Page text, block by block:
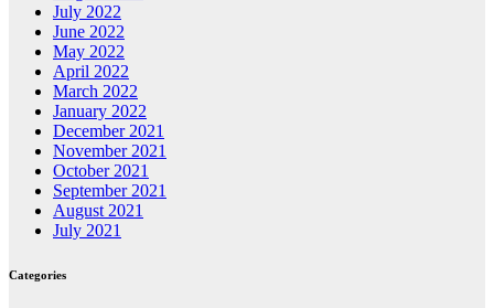
July 2022
June 2022
May 2022
April 2022
March 2022
January 2022
December 2021
November 2021
October 2021
September 2021
August 2021
July 2021
Categories